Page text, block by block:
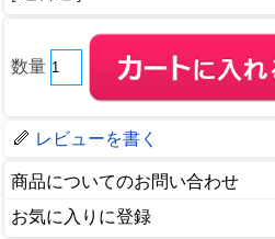
数量
レビューを書く
商品についてのお問い合わせ
お気に入りに登録